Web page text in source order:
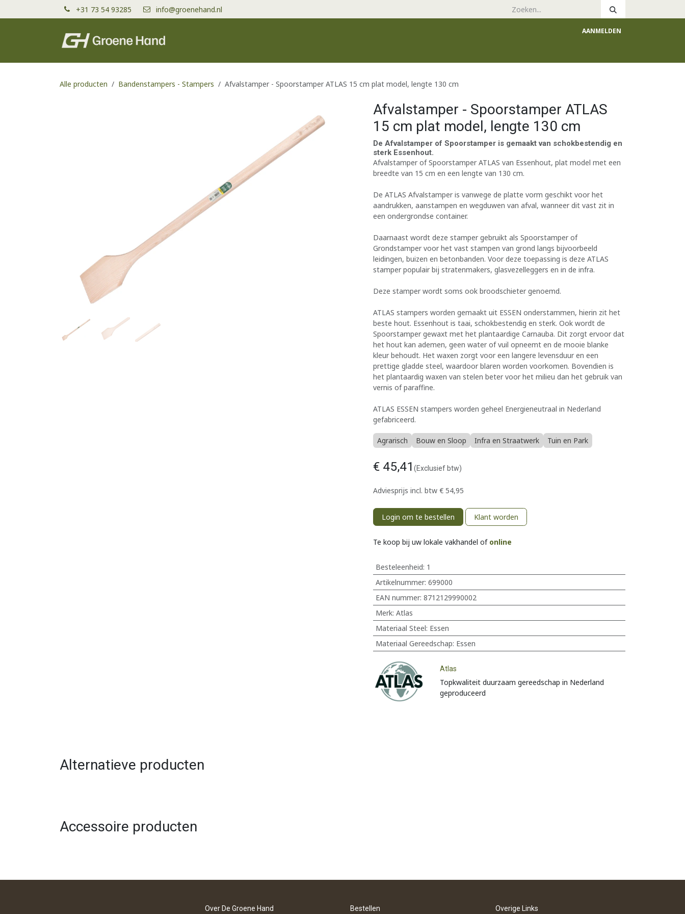
Overslaan naar inhoud +31 73 54 93285 info@groenehand.nl
AANMELDEN
Alle producten Bandenstampers - Stampers Afvalstamper - Spoorstamper ATLAS 15 cm plat model, lengte 130 cm
Afvalstamper - Spoorstamper ATLAS
15 cm plat model, lengte 130 cm
De Afvalstamper of Spoorstamper is gemaakt van schokbestendig en
sterk Essenhout.
Afvalstamper of Spoorstamper ATLAS van Essenhout, plat model met een
breedte van 15 cm en een lengte van 130 cm.
De ATLAS Afvalstamper is vanwege de platte vorm geschikt voor het
aandrukken, aanstampen en wegduwen van afval, wanneer dit vast zit in
een ondergrondse container.
Daarnaast wordt deze stamper gebruikt als Spoorstamper of
Grondstamper voor het vast stampen van grond langs bijvoorbeeld
leidingen, buizen en betonbanden. Voor deze toepassing is deze ATLAS
stamper populair bij stratenmakers, glasvezelleggers en in de infra.
Deze stamper wordt soms ook broodschieter genoemd.
ATLAS stampers worden gemaakt uit ESSEN onderstammen, hierin zit het
beste hout. Essenhout is taai, schokbestendig en sterk. Ook wordt de
Spoorstamper gewaxt met het plantaardige Carnauba. Dit zorgt ervoor dat
het hout kan ademen, geen water of vuil opneemt en de mooie blanke
kleur behoudt. Het waxen zorgt voor een langere levensduur en een
prettige gladde steel, waardoor blaren worden voorkomen. Bovendien is
het plantaardig waxen van stelen beter voor het milieu dan het gebruik van
vernis of paraffine.
ATLAS ESSEN stampers worden geheel Energieneutraal in Nederland
gefabriceerd.
Agrarisch Bouw en Sloop Infra en Straatwerk Tuin en Park
€ 45,41 (Exclusief btw)
Adviesprijs incl. btw € 54,95
Login om te bestellen Klant worden
Te koop bij uw lokale vakhandel of online
Besteleenheid: 1
Artikelnummer: 699000
EAN nummer: 8712129990002
Merk: Atlas
Materiaal Steel: Essen
Materiaal Gereedschap: Essen
Atlas
Topkwaliteit duurzaam gereedschap in Nederland
geproduceerd
Alternatieve producten
Accessoire producten
Over De Groene Hand Bestellen Overige Links